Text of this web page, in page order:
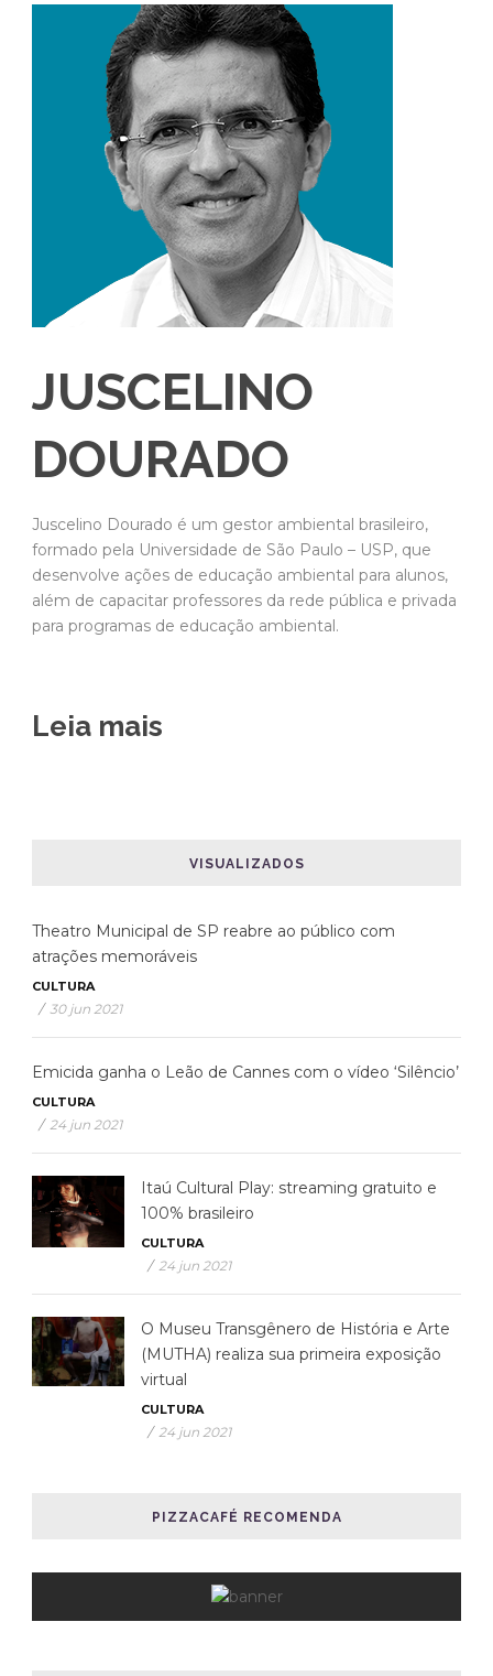
JUSCELINO
DOURADO
Juscelino Dourado é um gestor ambiental brasileiro,
formado pela Universidade de São Paulo – USP, que
desenvolve ações de educação ambiental para alunos,
além de capacitar professores da rede pública e privada
para programas de educação ambiental.
Leia mais
VISUALIZADOS
Theatro Municipal de SP reabre ao público com
atrações memoráveis
CULTURA
/ 30 jun 2021
Emicida ganha o Leão de Cannes com o vídeo ‘Silêncio’
CULTURA
/ 24 jun 2021
Itaú Cultural Play: streaming gratuito e
100% brasileiro
CULTURA
/ 24 jun 2021
O Museu Transgênero de História e Arte
(MUTHA) realiza sua primeira exposição
virtual
CULTURA
/ 24 jun 2021
PIZZACAFÉ RECOMENDA